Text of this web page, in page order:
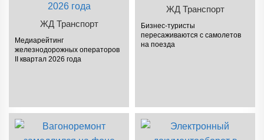
ЖД Транспорт
Медиарейтинг
железнодорожных операторов
II квартал 2026 года
ЖД Транспорт
Бизнес-туристы
пересаживаются с самолетов
на поезда